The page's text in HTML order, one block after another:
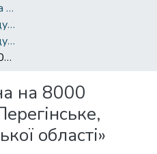
Кафедра архітектури та містобудування
Архітектура та містобудування (рівень бакалавр)
Архітектура та містобудування, бакалавр, 2025
«Спортивна арена на 8000 глядачів в місті Перегінське, Івано – Франківської області»
на 8000
області»